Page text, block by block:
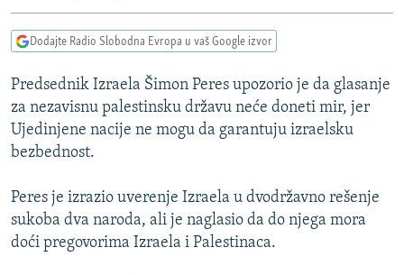
Pređite
na
VIDEO
FOTOGALERIJE
INFOGRAFIKE
PODCASTI
RAT U UKRAJINI
KINA NA BALKANU
RSE PRIČE IZ SVIJETA
DNEVNO@RSE
SPECIJALI RSE
Dodajte Radio Slobodna Evropa u vaš Google izvor
Predsednik Izraela Šimon Peres upozorio je da glasanje
za nezavisnu palestinsku državu neće doneti mir, jer
Ujedinjene nacije ne mogu da garantuju izraelsku
bezbednost.
Peres je izrazio uverenje Izraela u dvodržavno rešenje
sukoba dva naroda, ali je naglasio da do njega mora
doći pregovorima Izraela i Palestinaca.